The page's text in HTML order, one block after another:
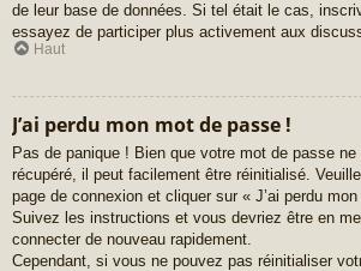
de leur base de données. Si tel était le cas,
essayez de participer plus activement aux
Haut
J’ai perdu mon mot de passe !
Pas de panique ! Bien que votre mot de passe
récupéré, il peut facilement être réinitialisé.
page de connexion et cliquer sur « J’ai perdu
Suivez les instructions et vous devriez être en
connecter de nouveau rapidement.
Cependant, si vous ne pouvez pas réinitialiser